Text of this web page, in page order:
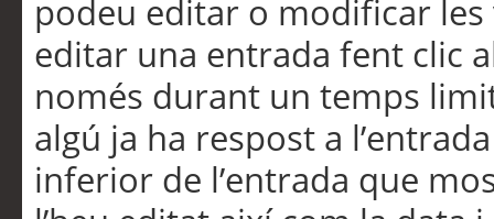
podeu editar o modificar
editar una entrada fent clic
només durant un temps
algú ja ha respost a
inferior de l’entrada que